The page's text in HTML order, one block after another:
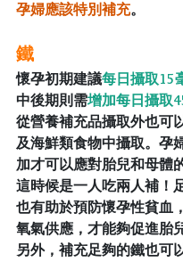
孕婦應該特別補充。
鐵
懷孕初期建議每日攝取15
中後期則需增加每日攝取
從營養補充品攝取外也可
及海鮮類食物中攝取。孕
加才可以應對胎兒和母體
這時候是一人吃兩人補！
也有助於預防懷孕性貧血
氧氣供應，才能夠促進胎
另外，補充足夠的鐵也可